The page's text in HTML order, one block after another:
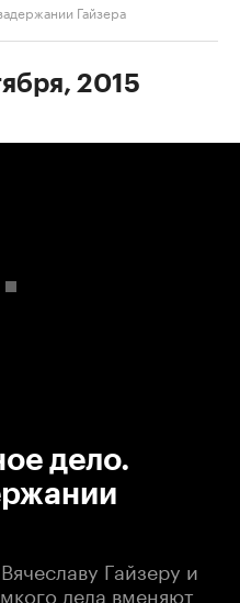
Гайзера
2015
дело.
Гайзеру и
дела вменяют